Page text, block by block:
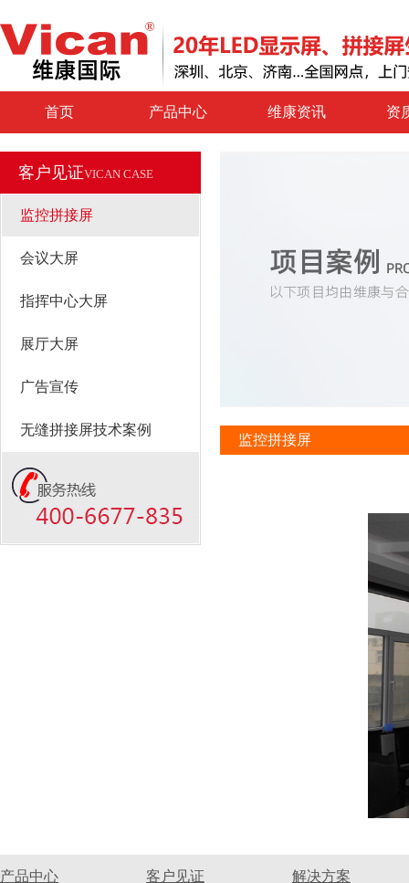
首页 产品中心 维康资讯 资
客户见证VICAN CASE
监控拼接屏
会议大屏
指挥中心大屏
展厅大屏
广告宣传
无缝拼接屏技术案例
监控拼接屏
产品中心 客户见证 解决方案